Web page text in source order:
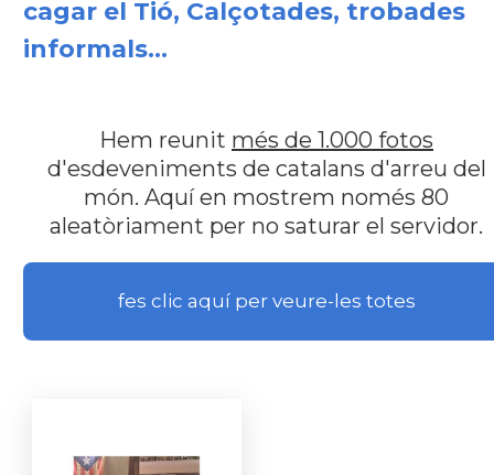
cagar el Tió, Calçotades, trobades
informals...
Hem reunit més de 1.000 fotos
d'esdeveniments de catalans d'arreu del
món. Aquí en mostrem només 80
aleatòriament per no saturar el servidor.
fes clic aquí per veure-les totes